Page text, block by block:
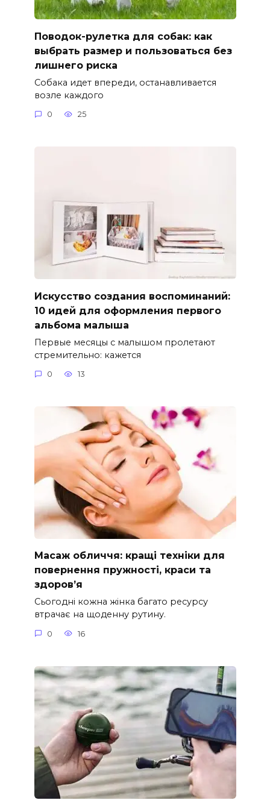
Поводок-рулетка для собак: как
выбрать размер и пользоваться без
лишнего риска
Собака идет впереди, останавливается
возле каждого
0 25
Искусство создания воспоминаний:
10 идей для оформления первого
альбома малыша
Первые месяцы с малышом пролетают
стремительно: кажется
0 13
Масаж обличчя: кращі техніки для
повернення пружності, краси та
здоров’я
Сьогодні кожна жінка багато ресурсу
втрачає на щоденну рутину.
0 16